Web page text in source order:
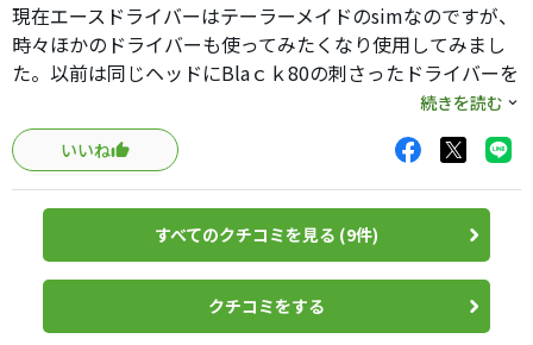
現在エースドライバーはテーラーメイドのsimなのですが、
時々ほかのドライバーも使ってみたくなり使用してみまし
た。以前は同じヘッドにBlaｃｋ80の刺さったドライバーを
使用していた経験があることもあり構えやすさなどには特
に違和感はなかったです。芯をとらえると柔らかい中にも
独特の固さがある打感です。打音は低めの締まった感じの
音だと思います。優しさはあまりなく、芯を外せはそれな
りに曲がり、飛距離もロスするドライバーですが、芯でし
っかりとらえると驚くほど初速がでて驚くほど飛んでいま
す。普段シムを使っていますがシムでは超えられないバン
カーなど軽く超えていくことがあります。スピン量は少な
いのでもともとスピン量が少ない人には合わないと思いま
続きを読む
いいね
すべてのクチコミを見る (9件)
クチコミをする